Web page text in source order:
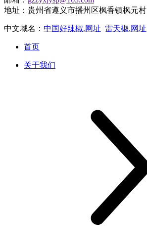
地址：贵州省遵义市播州区枫香镇枫元村
中文域名： 中国好辣椒.网址 雷天椒.网址
首页
关于我们